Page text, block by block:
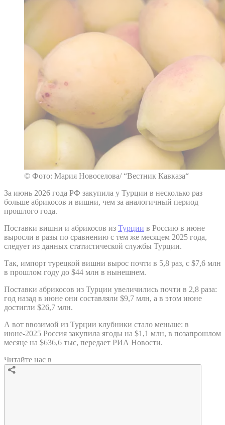
© Фото: Мария Новоселова/ “Вестник Кавказа“
За июнь 2026 года РФ закупила у Турции в несколько раз
больше абрикосов и вишни, чем за аналогичный период
прошлого года.
Поставки вишни и абрикосов из Турции в Россию в июне
выросли в разы по сравнению с тем же месяцем 2025 года,
следует из данных статистической службы Турции.
Так, импорт турецкой вишни вырос почти в 5,8 раз, с $7,6 млн
в прошлом году до $44 млн в нынешнем.
Поставки абрикосов из Турции увеличились почти в 2,8 раза:
год назад в июне они составляли $9,7 млн, а в этом июне
достигли $26,7 млн.
А вот ввозимой из Турции клубники стало меньше: в
июне-2025 Россия закупила ягоды на $1,1 млн, в позапрошлом
месяце на $636,6 тыс, передает РИА Новости.
Читайте нас в